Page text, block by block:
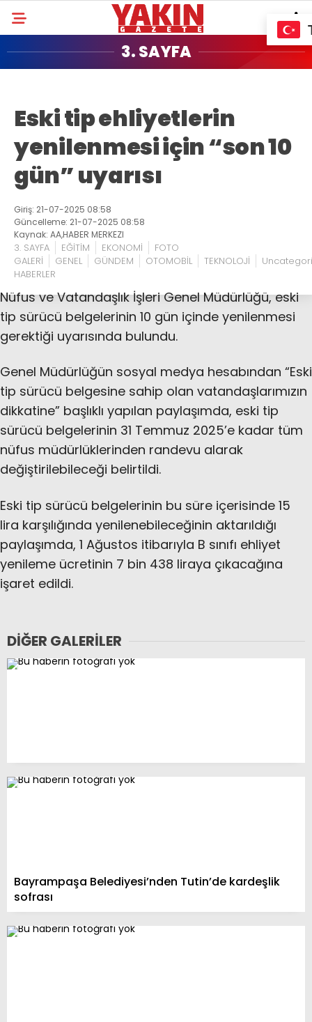
3. SAYFA
Eski tip ehliyetlerin
yenilenmesi için “son 10
gün” uyarısı
Giriş: 21-07-2025 08:58
Güncelleme: 21-07-2025 08:58
Kaynak: AA,HABER MERKEZI
3. SAYFA EĞİTİM EKONOMİ
FOTO
GALERİ
GENEL GÜNDEM OTOMOBİL TEKNOLOJİ
HABERLER
Nüfus ve Vatandaşlık İşleri Genel Müdürlüğü, eski
tip sürücü belgelerinin 10 gün içinde yenilenmesi
gerektiği uyarısında bulundu.
Genel Müdürlüğün sosyal medya hesabından “Eski
tip sürücü belgesine sahip olan vatandaşlarımızın
dikkatine” başlıklı yapılan paylaşımda, eski tip
sürücü belgelerinin 31 Temmuz 2025’e kadar tüm
nüfus müdürlüklerinden randevu alarak
değiştirilebileceği belirtildi.
Eski tip sürücü belgelerinin bu süre içerisinde 15
lira karşılığında yenilenebileceğinin aktarıldığı
paylaşımda, 1 Ağustos itibarıyla B sınıfı ehliyet
yenileme ücretinin 7 bin 438 liraya çıkacağına
işaret edildi.
DIĞER GALERILER
Bayrampaşa Belediyesi’nden Tutin’de kardeşlik
sofrası